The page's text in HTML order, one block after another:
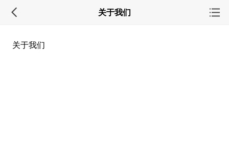
关于我们
关于我们